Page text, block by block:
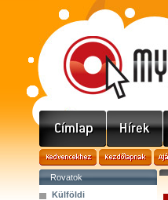
Rovatok
Külföldi